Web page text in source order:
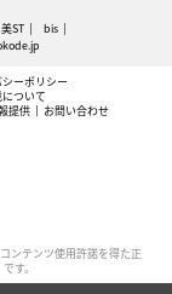
美ST
bis
ーポリシー
ついて
提供 お問い合わせ
ンテンツ使用許諾を得た正
す。